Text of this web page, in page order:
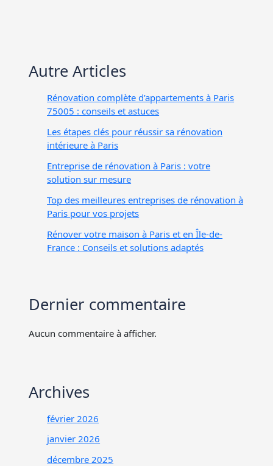
Autre Articles
Rénovation complète d’appartements à Paris
75005 : conseils et astuces
Les étapes clés pour réussir sa rénovation
intérieure à Paris
Entreprise de rénovation à Paris : votre
solution sur mesure
Top des meilleures entreprises de rénovation à
Paris pour vos projets
Rénover votre maison à Paris et en Île-de-
France : Conseils et solutions adaptés
Dernier commentaire
Aucun commentaire à afficher.
Archives
février 2026
janvier 2026
décembre 2025